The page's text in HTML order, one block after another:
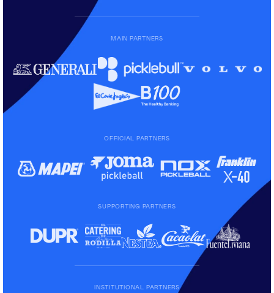
MAIN PARTNERS
OFFICIAL PARTNERS
SUPPORTING PARTNERS
INSTITUTIONAL PARTNERS